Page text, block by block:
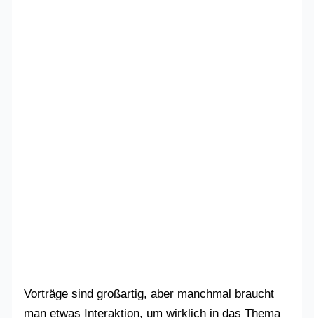
Vorträge sind großartig, aber manchmal braucht
man etwas Interaktion, um wirklich in das Thema